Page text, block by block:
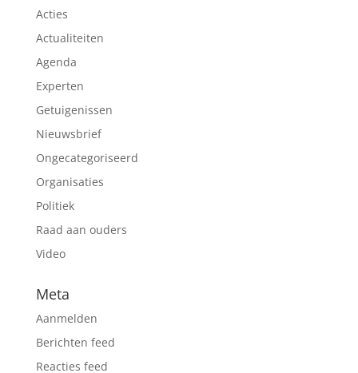
Acties
Actualiteiten
Agenda
Experten
Getuigenissen
Nieuwsbrief
Ongecategoriseerd
Organisaties
Politiek
Raad aan ouders
Video
Meta
Aanmelden
Berichten feed
Reacties feed